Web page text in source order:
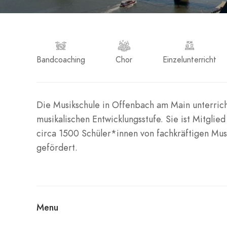
Bandcoaching Chor Einzelunterricht
Die Musikschule in Offenbach am Main
musikalischen Entwicklungsstufe. Sie ist
circa 1500 Schüler*innen von fachkräftigen
gefördert.
Menu